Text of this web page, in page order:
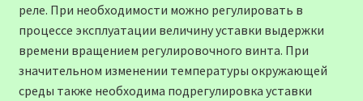
реле. При необходимости можно регулировать в
процессе эксплуатации величину уставки выдержки
времени вращением регулировочного винта. При
значительном изменении температуры окружающей
среды также необходима подрегулировка уставки